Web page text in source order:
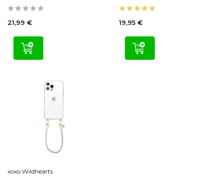
21,99 € 19,95 €
xoxo Wildhearts